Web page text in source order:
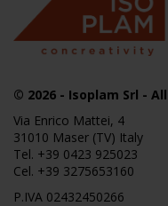
© 2026 - Isoplam Srl -
Via Enrico Mattei, 4
31010 Maser (TV) Italy
Tel. +39 0423 925023
Cel. +39 3275653160
P.IVA 02432450266